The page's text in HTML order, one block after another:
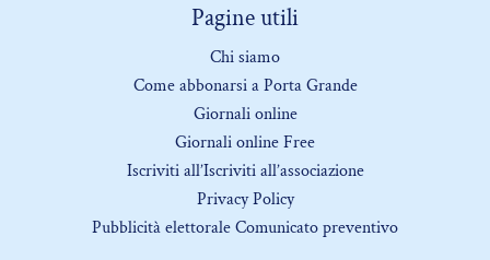
Pagine utili
Chi siamo
Come abbonarsi a Porta Grande
Giornali online
Giornali online Free
Iscriviti all’Iscriviti all’associazione
Privacy Policy
Pubblicità elettorale Comunicato preventivo